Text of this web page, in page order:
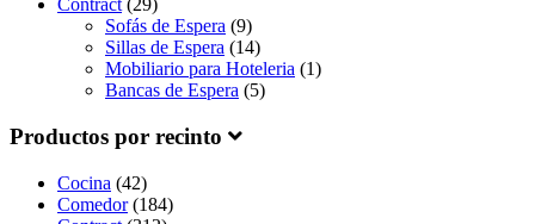
Contract (29)
Sofás de Espera (9)
Sillas de Espera (14)
Mobiliario para Hoteleria (1)
Bancas de Espera (5)
Productos por recinto
Cocina (42)
Comedor(184)